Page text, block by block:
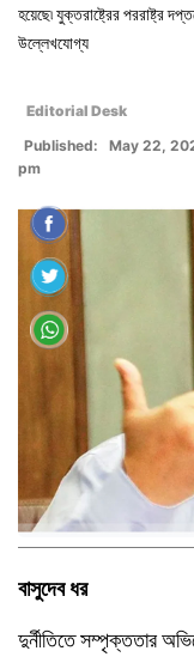
হয়েছে৷ যুক্তরাষ্ট্রের পররাষ্ট্র
উল্লেখযোগ্য
Editorial Desk
Published: May 22,
pm
বাসুদেব ধর
দুর্নীতিতে সম্পৃক্ততার